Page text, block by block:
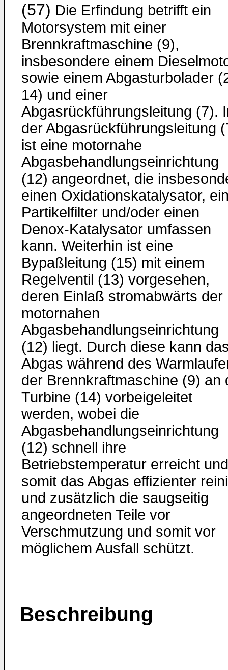
(57) Die Erfindung betrifft ein
Motorsystem mit einer
Brennkraftmaschine (9),
insbesondere einem
sowie einem Abgasturbolader
14) und einer
Abgasrückführungsleitung (7).
der Abgasrückführungsleitung
ist eine motornahe
Abgasbehandlungseinrichtung
(12) angeordnet, die
einen Oxidationskatalysator,
Partikelfilter und/oder einen
Denox-Katalysator umfassen
kann. Weiterhin ist eine
Bypaßleitung (15) mit einem
Regelventil (13) vorgesehen,
deren Einlaß stromabwärts der
motornahen
Abgasbehandlungseinrichtung
(12) liegt. Durch diese kann
Abgas während des
der Brennkraftmaschine (9) an
Turbine (14) vorbeigeleitet
werden, wobei die
Abgasbehandlungseinrichtung
(12) schnell ihre
Betriebstemperatur erreicht und
somit das Abgas effizienter
und zusätzlich die saugseitig
angeordneten Teile vor
Verschmutzung und somit vor
möglichem Ausfall schützt.
Beschreibung